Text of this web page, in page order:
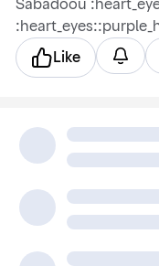
Sabadoou
Like